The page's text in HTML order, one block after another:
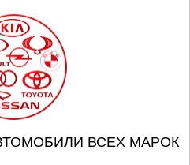
ВСЕХ МАРОК